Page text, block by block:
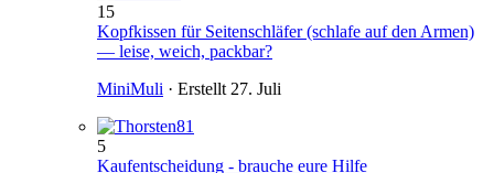
15
Kopfkissen für Seitenschläfer (schlafe auf den Armen)
— leise, weich, packbar?
MiniMuli · Erstellt 27. Juli
5
Kaufentscheidung - brauche eure Hilfe